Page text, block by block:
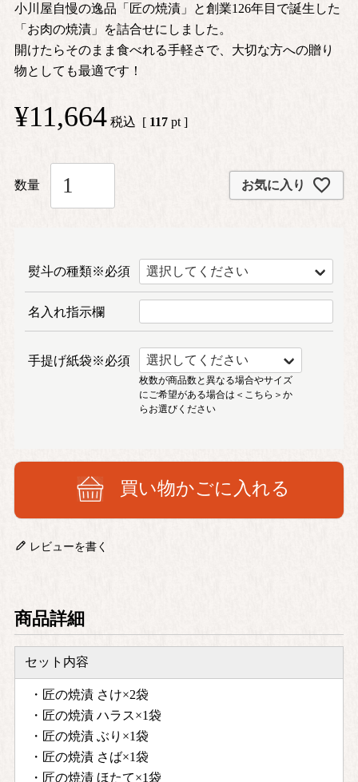
小川屋自慢の逸品「匠の焼漬」と創業126年目で誕生した
「お肉の焼漬」を詰合せにしました。
開けたらそのまま食べれる手軽さで、大切な方への贈り
物としても最適です！
¥11,664 税込 [ 117 pt ]
お気に入り
買い物かごに入れる
熨斗の種類※必須
名入れ指示欄
手提げ紙袋※必須
枚数が商品数と異なる場合やサイズ
にご希望がある場合は ＜こちら＞か
らお選びください
レビューを書く
商品詳細
セット内容
・匠の焼漬 さけ×2袋
・匠の焼漬 ハラス×1袋
・匠の焼漬 ぶり×1袋
・匠の焼漬 さば×1袋
・匠の焼漬 ほたて×1袋